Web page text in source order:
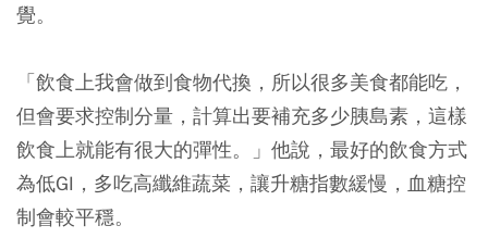
覺。
「飲食上我會做到食物代換，所以很多美食都能吃，
但會要求控制分量，計算出要補充多少胰島素，這樣
飲食上就能有很大的彈性。」他說，最好的飲食方式
為低GI，多吃高纖維蔬菜，讓升糖指數緩慢，血糖控
制會較平穩。